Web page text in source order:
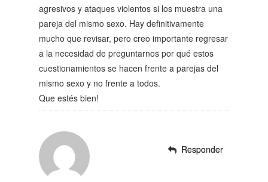
agresivos y ataques violentos si los muestra una
pareja del mismo sexo. Hay definitivamente
mucho que revisar, pero creo importante regresar
a la necesidad de preguntarnos por qué estos
cuestionamientos se hacen frente a parejas del
mismo sexo y no frente a todos.
Que estés bien!
Responder
Responder